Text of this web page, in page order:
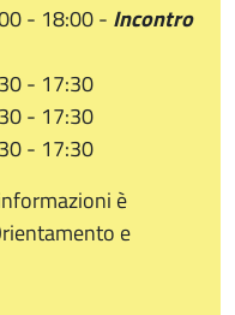
- 18:00 - Incontro
- 17:30
- 17:30
- 17:30
è
e